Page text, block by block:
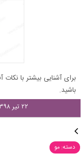
برای آشنایی بیشتر با نکات
باشید.
۲۲ تیر ۱۳۹۸ - ۰۳:۰۰
دسته: مو